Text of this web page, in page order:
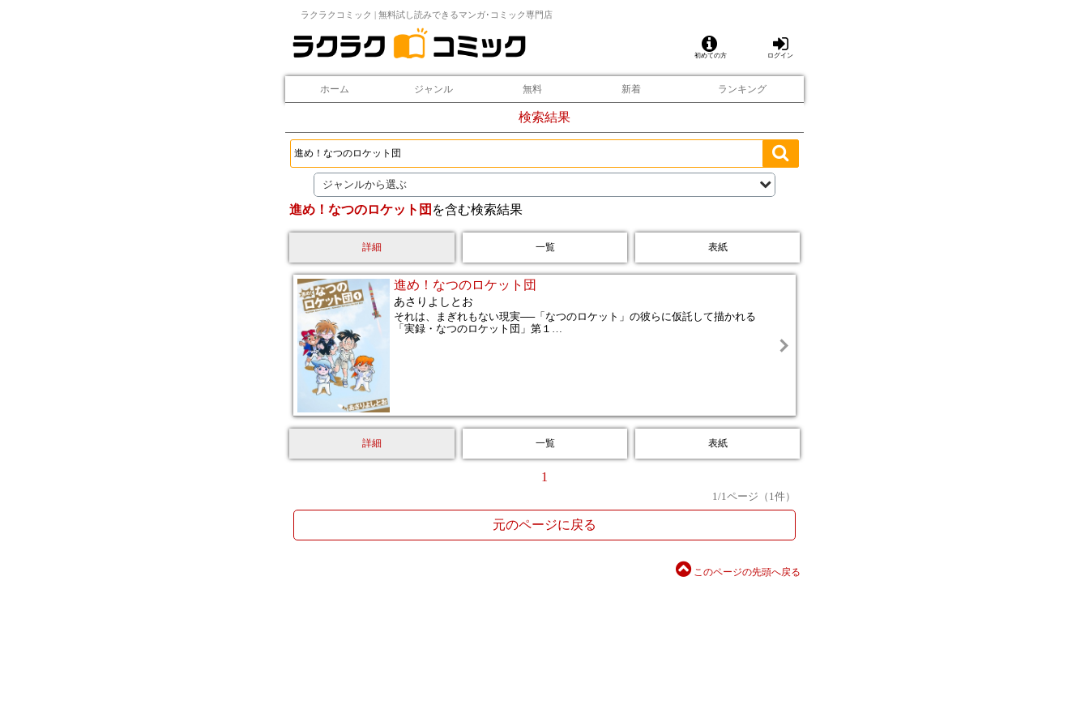
ラクラクコミック | 無料試し読みできるマンガ･コミック専門店
初めての方 ログイン
ホーム ジャンル 無料 新着 ランキング
検索結果
ジャンルから選ぶ
進め！なつのロケット団 を含む検索結果
詳細 一覧 表紙
進め！なつのロケット団
あさりよしとお
それは、まぎれもない現実──「なつのロケット」の彼らに仮託して描かれる
「実録・なつのロケット団」第１ …
詳細 一覧 表紙
1
1/1ページ（ 1件）
元のページに戻る
このページの先頭へ戻る